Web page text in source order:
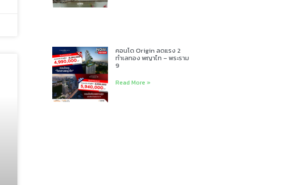
คอนโด Origin ลดแรง 2
ทำเลทอง พญาไท – พระราม
9
Read More »